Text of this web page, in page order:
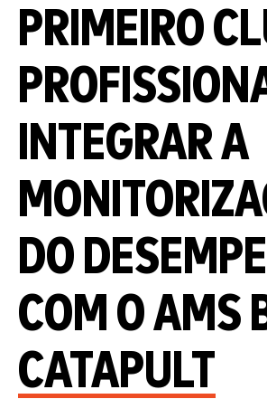
PRIMEIRO
INTEGRAR A
DO
COM O AMS
CATAPULT